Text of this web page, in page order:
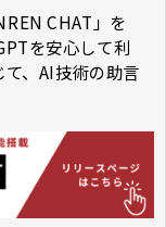
CHAT」を
を安心して利
、AI技術の助言